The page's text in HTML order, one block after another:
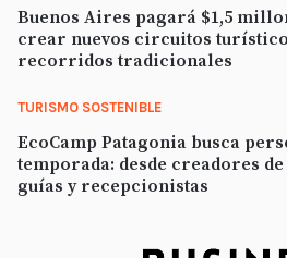
Buenos Aires pagará $1,5
crear nuevos circuitos
recorridos tradicionales
TURISMO SOSTENIBLE
EcoCamp Patagonia busca
temporada: desde creadores
guías y recepcionistas